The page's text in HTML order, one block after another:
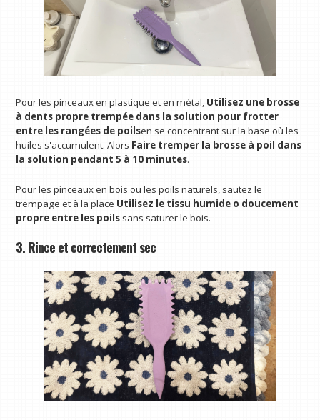
Pour les pinceaux en plastique et en métal, Utilisez une brosse
à dents propre trempée dans la solution pour frotter
entre les rangées de poilsen se concentrant sur la base où les
huiles s'accumulent. Alors Faire tremper la brosse à poil dans
la solution pendant 5 à 10 minutes.
Pour les pinceaux en bois ou les poils naturels, sautez le
trempage et à la place Utilisez le tissu humide o doucement
propre entre les poilssans saturer le bois.
3. Rince et correctement sec